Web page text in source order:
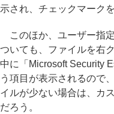
示され、チェックマーク
このほか、ユーザー指
ついても、ファイルを右
中に「Microsoft Security
う項目が表示されるので
イルが少ない場合は、カ
だろう。